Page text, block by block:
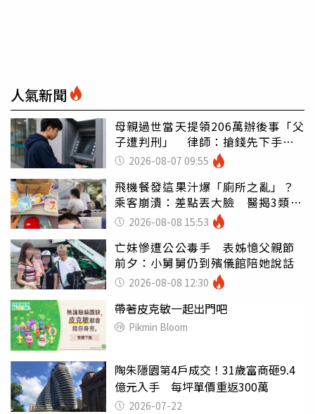
人氣新聞
母親過世當天提領206萬辦後事「父
子遭判刑」 律師：搶錢先下手是
罪 2026-08-07 09:55
飛機餐發這果汁爆「廁所之亂」？
乘客崩潰：差點丟大臉 醫揭3類人
別亂喝
2026-08-08 15:53
亡妹慘遭公公毒手 表姊憶父親節
前夕：小舅舅仍到殯儀館陪她說話
2026-08-08 12:30
帶著皮克敏一起出門吧
Pikmin Bloom
陶朱隱園第4戶成交！31歲富商砸9.4
億元入手 每坪單價重返300萬
2026-07-22